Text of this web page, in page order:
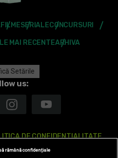
FILMESERIALECONCURSURI
MAI RECENTEARHIVA
Setările
us:
DE CONFIDENTIALITATE
– DATE COMPANIE
rămână confidențiale